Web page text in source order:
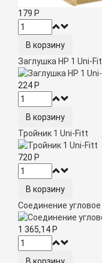
179 Р
Заглушка HР 1 Uni-
224 Р
Тройник 1 Uni-Fitt
720 Р
Соединение
1 365,14 Р